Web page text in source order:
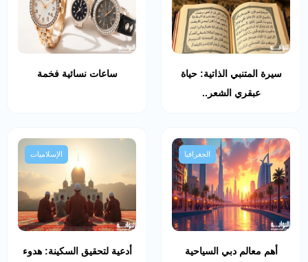
سيرة المتنبي الذاتية: حياة
عبقري الشعر..
ساعات نسائية فخمة
الجغرافيا
أهم معالم دبي السياحية
الإسلاميات
أدعية لتحقيق السكينة: هدوء